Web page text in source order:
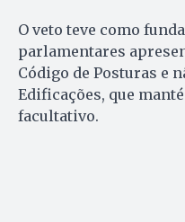
O veto teve como
parlamentares
Código de Posturas e
Edificações, que
facultativo.